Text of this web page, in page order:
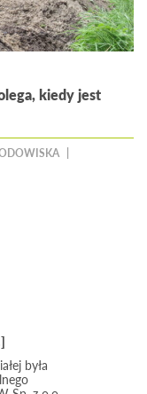
kiedy jest
była